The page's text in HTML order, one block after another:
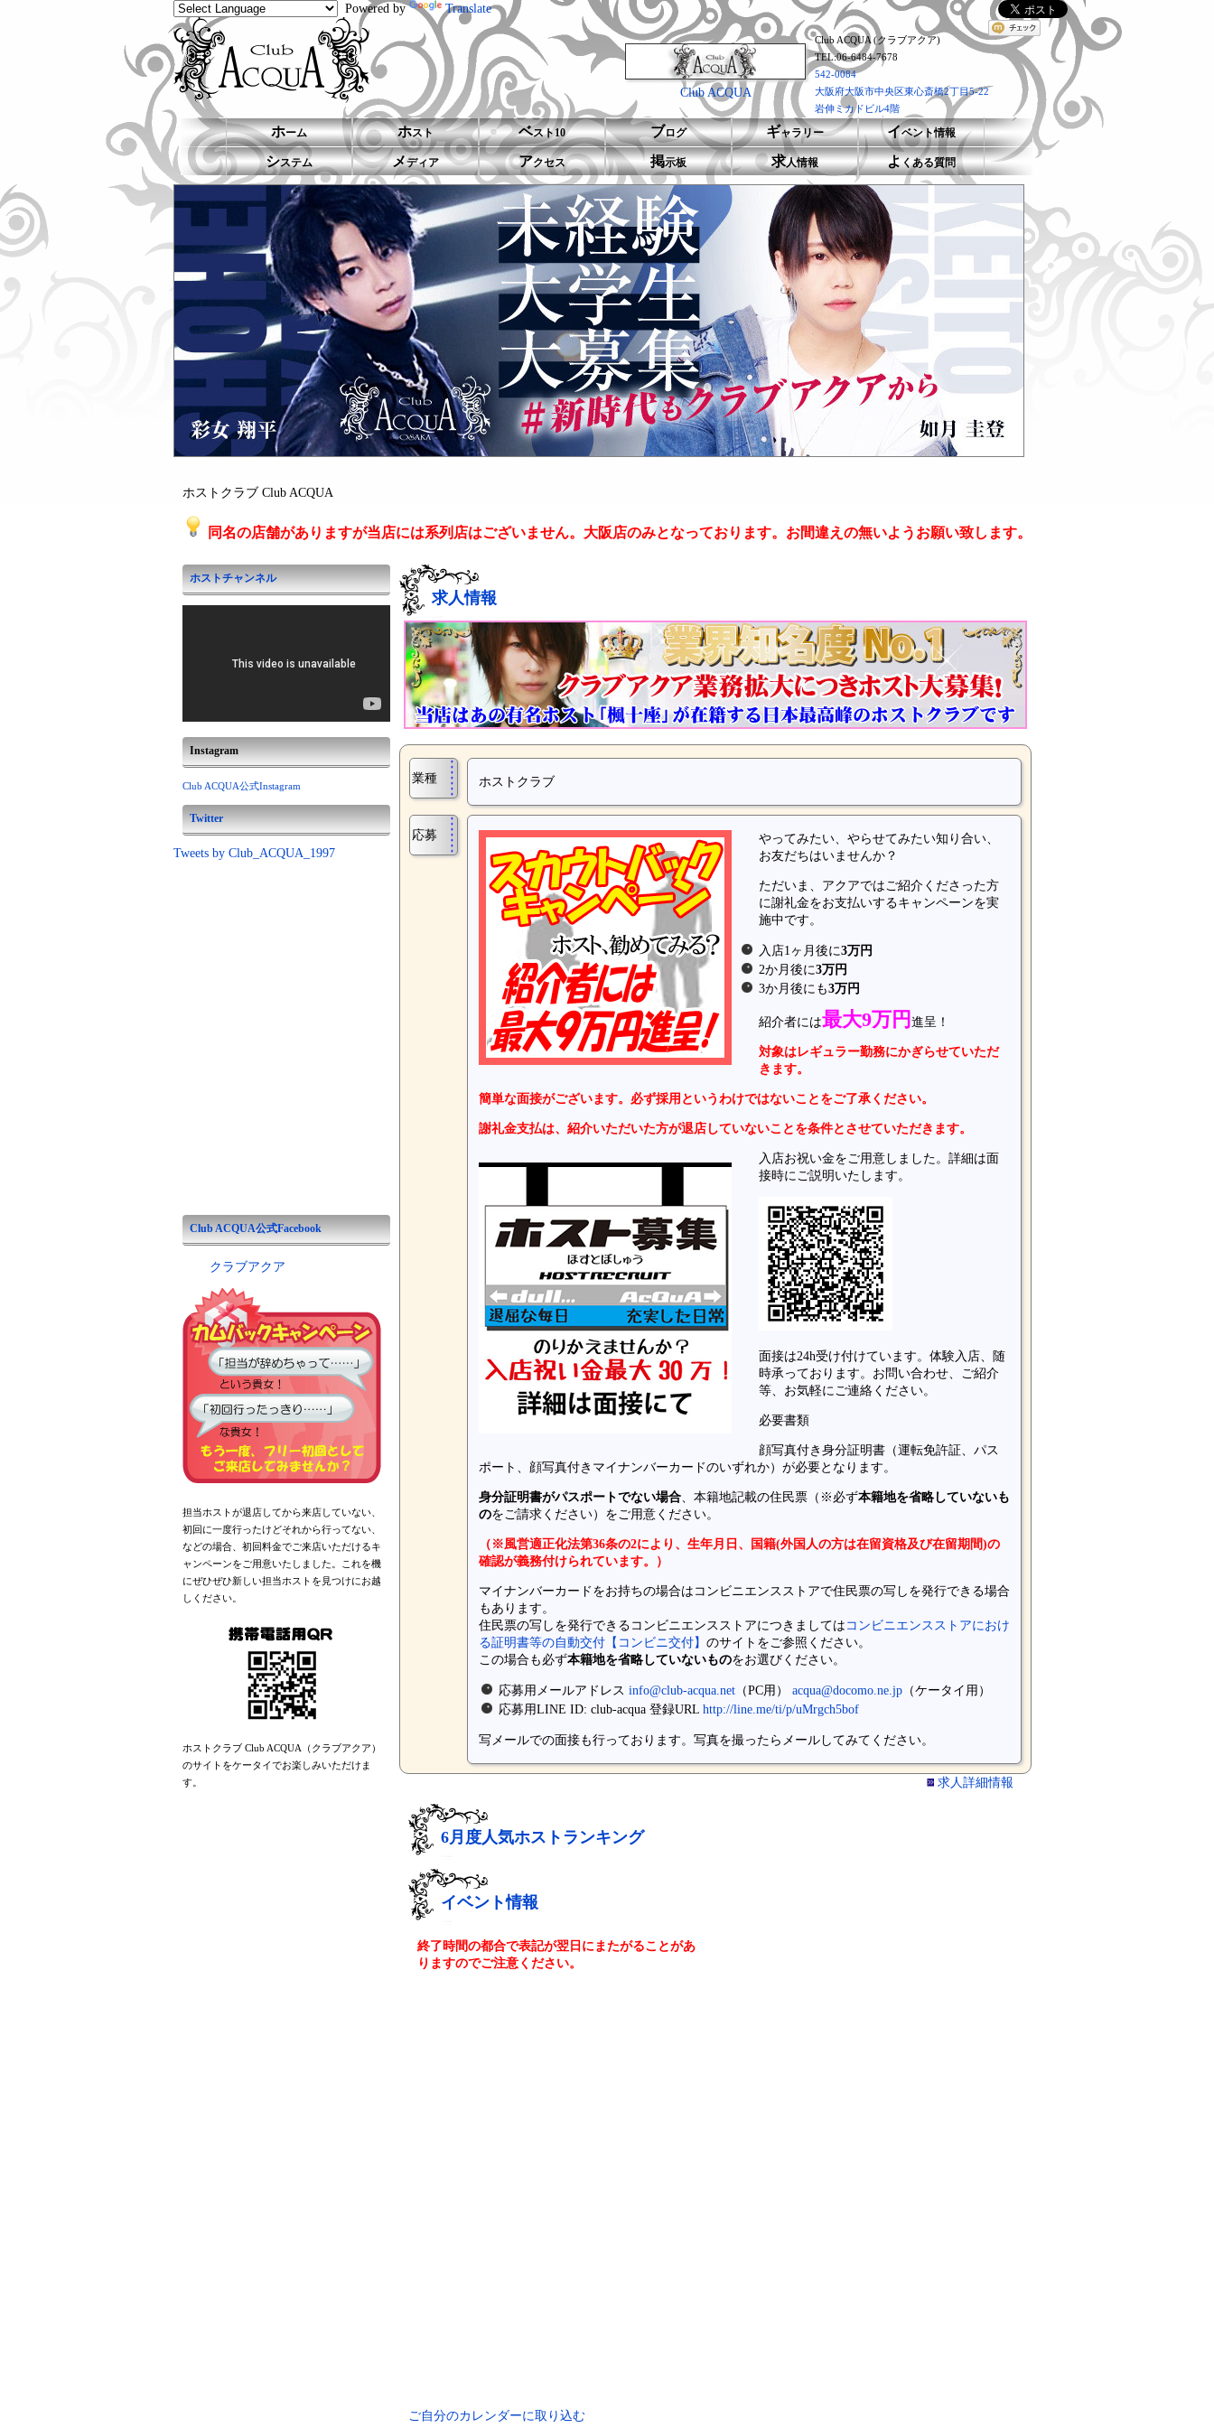
Club ACQUA
Club ACQUA (クラブアクア)
TEL:06-6484-7678
542-0084
大阪府大阪市中央区東心斎橋2丁目5-22
岩伸ミカドビル4階
ホーム ホスト ベスト10 ブログ ギャラリー イベント情報
システム メディア アクセス 掲示板 求人情報 よ くある質問
Powered by Translate
ホストクラブ Club ACQUA
同名の店舗がありますが当店には系列店はございません。大阪店のみとなっております。お間違えの無いようお願い致します。
ホストチャンネル
Instagram
Club ACQUA公式Instagram
Twitter
Tweets by Club_ACQUA_1997
Club ACQUA公式Facebook
クラブアクア
担当ホストが退店してから来店していない、
初回に一度行ったけどそれから行ってない、
などの場合、初回料金でご来店いただけるキ
ャンペーンをご用意いたしました。これを機
にぜひぜひ新しい担当ホストを見つけにお越
しください。
ホストクラブ Club ACQUA（クラブアクア）
のサイトをケータイでお楽しみいただけま
す。
求人情報
業種 ホストクラブ
応募
やってみたい、やらせてみたい知り合い、
お友だちはいませんか？
ただいま、アクアではご紹介くださった方
に謝礼金をお支払いするキャンペーンを実
施中です。
入店1ヶ月後に3万円
2か月後に3万円
3か月後にも3万円
紹介者には最大9万円 進呈！
対象はレギュラー勤務にかぎらせていただ
きます。
簡単な面接がございます。必ず採用というわけではないことをご了承ください。
謝礼金支払は、紹介いただいた方が退店していないことを条件とさせていただきます。
入店お祝い金をご用意しました。詳細は面
接時にご説明いたします。
面接は24h受け付けています。体験入店、随
時承っております。お問い合わせ、ご紹介
等、お気軽にご連絡ください。
必要書類
顔写真付き身分証明書（運転免許証、パス
ポート、顔写真付きマイナンバーカードのいずれか）が必要となります。
身分証明書がパスポートでない場合、本籍地記載の住民票（※必ず本籍地を省略していないも
のをご請求ください）をご用意ください。
（※風営適正化法第36条の2により、生年月日、国籍(外国人の方は在留資格及び在留期間)の
確認が義務付けられています。）
マイナンバーカードをお持ちの場合はコンビニエンスストアで住民票の写しを発行できる場合
もあります。
住民票の写しを発行できるコンビニエンスストアにつきましては コンビニエンスストアにおけ
る証明書等の自動交付【コンビニ交付】 のサイトをご参照ください。
この場合も必ず本籍地を省略していないものをお選びください。
応募用メールアドレス info@club-acqua.net （PC用） acqua@docomo.ne.jp （ケータイ用）
応募用LINE ID: club-acqua 登録URL http://line.me/ti/p/uMrgch5bof
写メールでの面接も行っております。写真を撮ったらメールしてみてください。
求人詳細情報
6月度人気ホストランキング
イベント情報
終了時間の都合で表記が翌日にまたがることがあ
りますのでご注意ください。
ご自分のカレンダーに取り込む